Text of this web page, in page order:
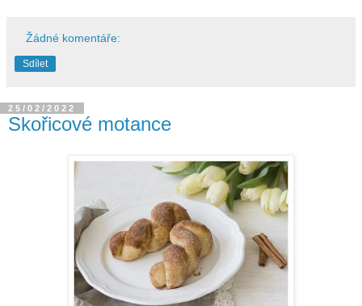
Žádné komentáře:
Sdílet
25/02/2022
Skořicové motance